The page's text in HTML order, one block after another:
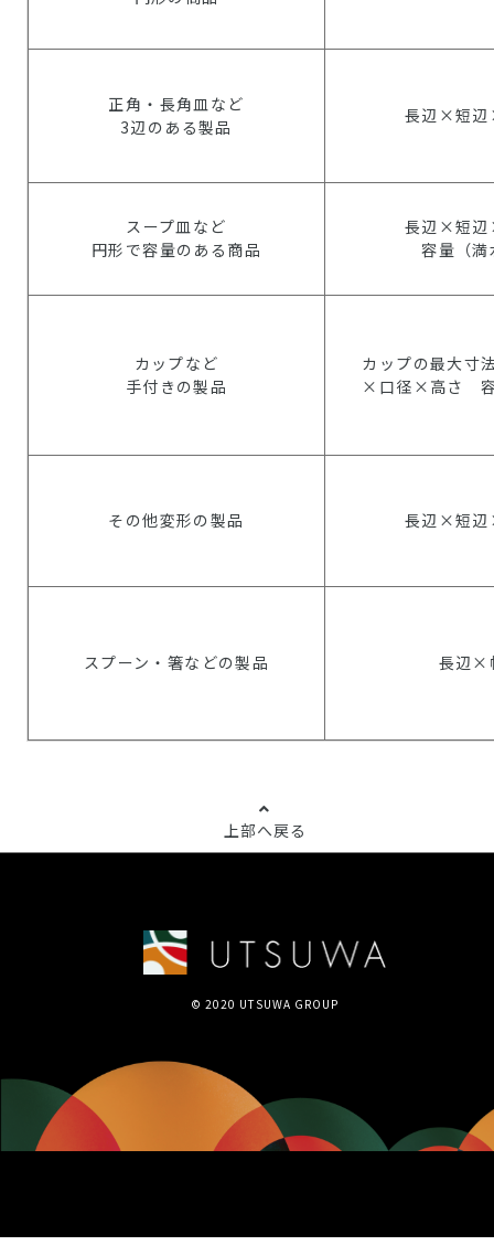
正角・長角皿など
3辺のある製品
長辺×短
スープ皿など
円形で容量のある商品
長辺×短
容量（満
カップなど
手付きの製品
カップの最大寸
×口径×高さ 容
その他変形の製品 長辺×短
スプーン・箸などの製品 長辺×
上部へ戻る
© 2020 UTSUWA GROUP